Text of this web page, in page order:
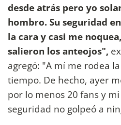
desde atrás pero yo
hombro. Su seguridad
la cara y casi me
salieron los anteojos",
agregó: "A mí me rodea
tiempo. De hecho, ayer
por lo menos 20 fans y
seguridad no golpeó a